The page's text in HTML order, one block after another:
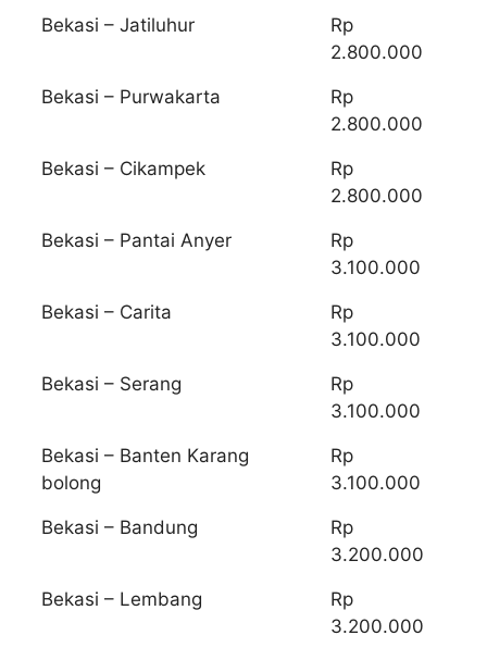
Bekasi – Jatiluhur
Rp
2.800.000
Bekasi – Purwakarta
Rp
2.800.000
Bekasi – Cikampek
Rp
2.800.000
Bekasi – Pantai Anyer
Rp
3.100.000
Bekasi – Carita
Rp
3.100.000
Bekasi – Serang
Rp
3.100.000
Bekasi – Banten Karang
bolong
Rp
3.100.000
Bekasi – Bandung
Rp
3.200.000
Bekasi – Lembang
Rp
3.200.000